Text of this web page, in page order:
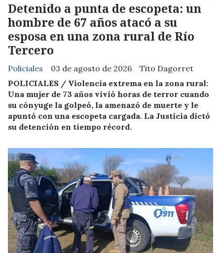
Detenido a punta de escopeta: un
hombre de 67 años atacó a su
esposa en una zona rural de Río
Tercero
Tito Dagorret
Policiales
03 de agosto de 2026
POLICIALES / Violencia extrema en la zona rural:
Una mujer de 73 años vivió horas de terror cuando
su cónyuge la golpeó, la amenazó de muerte y le
apuntó con una escopeta cargada. La Justicia dictó
su detención en tiempo récord.